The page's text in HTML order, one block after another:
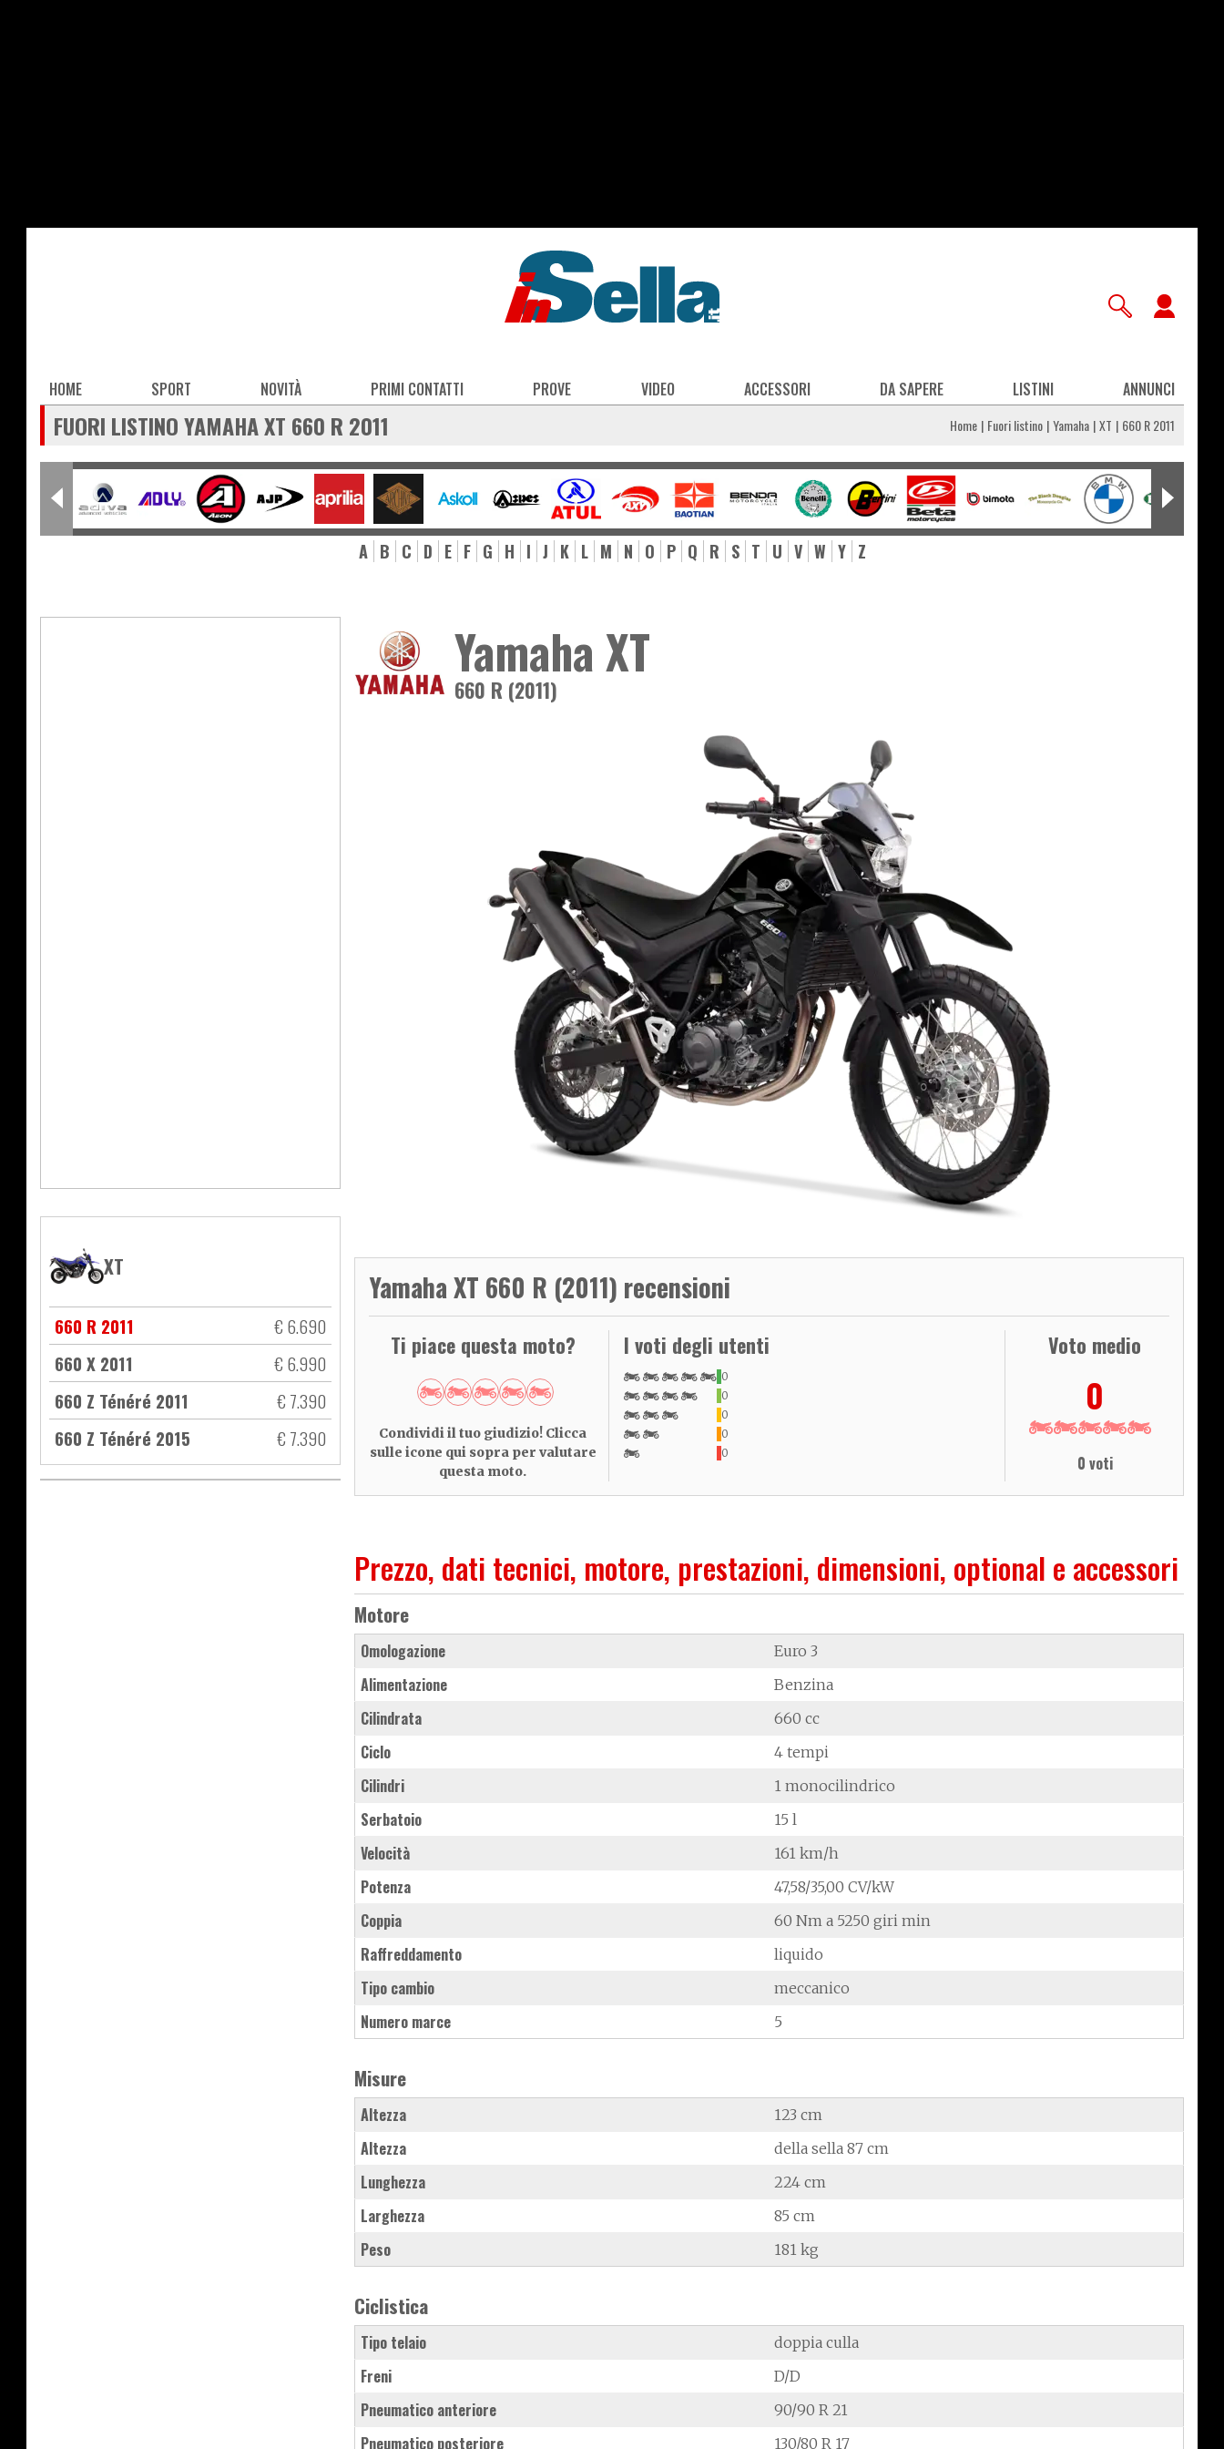
Main
navigation
HOME SPORT NOVITÀ PRIMI CONTATTI PROVE VIDEO ACCESSORI DA SAPERE LISTINI ANNUNCI
FUORI LISTINO YAMAHA XT 660 R 2011 Home Fuori listino Yamaha XT 660 R 2011
A B C D E F G H I J K L M N O P Q R S T U V W Y Z
XT
660 R 2011
€ 6.690
660 X 2011
€ 6.990
660 Z Ténéré 2011
€ 7.390
660 Z Ténéré 2015
€ 7.390
Yamaha XT
660 R (2011)
Yamaha XT 660 R (2011) recensioni
Ti piace questa moto?
Condividi il tuo giudizio! Clicca
sulle icone qui sopra per valutare
questa moto.
I voti degli utenti
0
0
0
0
0
Voto medio
0
0 voti
Prezzo, dati tecnici, motore, prestazioni, dimensioni, optional e accessori
Motore
Omologazione Euro 3
Alimentazione Benzina
Cilindrata 660 cc
Ciclo 4 tempi
Cilindri 1 monocilindrico
Serbatoio 15 l
Velocità 161 km/h
Potenza 47,58/35,00 CV/kW
Coppia 60 Nm a 5250 giri min
Raffreddamento liquido
Tipo cambio meccanico
Numero marce 5
Misure
Altezza 123 cm
Altezza della sella 87 cm
Lunghezza 224 cm
Larghezza 85 cm
Peso 181 kg
Ciclistica
Tipo telaio doppia culla
Freni D/D
Pneumatico anteriore 90/90 R 21
Pneumatico posteriore 130/80 R 17